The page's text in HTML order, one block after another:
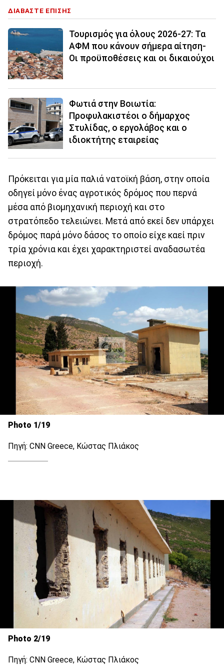
ΔΙΑΒΑΣΤΕ ΕΠΙΣΗΣ
Τουρισμός για όλους 2026-27: Τα
ΑΦΜ που κάνουν σήμερα αίτηση-
Οι προϋποθέσεις και οι δικαιούχοι
Φωτιά στην Βοιωτία:
Προφυλακιστέοι ο δήμαρχος
Στυλίδας, ο εργολάβος και ο
ιδιοκτήτης εταιρείας
Πρόκειται για μία παλιά νατοϊκή βάση, στην οποία
οδηγεί μόνο ένας αγροτικός δρόμος που περνά
μέσα από βιομηχανική περιοχή και στο
στρατόπεδο τελειώνει. Μετά από εκεί δεν υπάρχει
δρόμος παρά μόνο δάσος το οποίο είχε καεί πριν
τρία χρόνια και έχει χαρακτηριστεί αναδασωτέα
περιοχή.
Photo 1/19
Πηγή: CNN Greece, Κώστας Πλιάκος
Photo 2/19
Πηγή: CNN Greece, Κώστας Πλιάκος